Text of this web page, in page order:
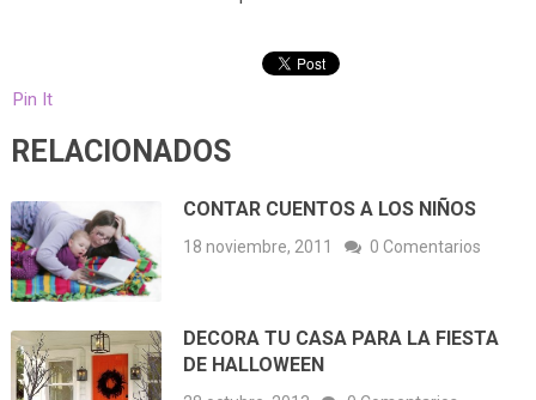
Pin It
RELACIONADOS
CONTAR CUENTOS A LOS NIÑOS
18 noviembre, 2011 0 Comentarios
DECORA TU CASA PARA LA FIESTA
DE HALLOWEEN